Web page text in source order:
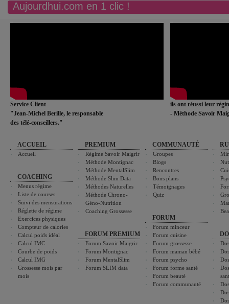
Aujourdhui.com en 1 clic !
Service Client
"Jean-Michel Berille, le responsable
des télé-conseillers."
ils ont réussi leur
- Méthode Savoir
ACCUEIL
Accueil
COACHING
Menus régime
Liste de courses
Suivi des mensurations
Réglette de régime
Exercices physiques
Compteur de calories
Calcul poids idéal
Calcul IMC
Courbe de poids
Calcul IMG
Grossesse mois par
mois
PREMIUM
Régime Savoir Maigrir
Méthode Montignac
Méthode MentalSlim
Méthode Slim Data
Méthodes Naturelles
Méthode Chrono-
Géno-Nutrition
Coaching Grossesse
FORUM PREMIUM
Forum Savoir Maigrir
Forum Montignac
Forum MentalSlim
Forum SLIM data
COMMUNAUTÉ
Groupes
Blogs
Rencontres
Bons plans
Témoignages
Quiz
FORUM
Forum minceur
Forum cuisine
Forum grossesse
Forum maman bébé
Forum psycho
Forum forme santé
Forum beauté
Forum communauté